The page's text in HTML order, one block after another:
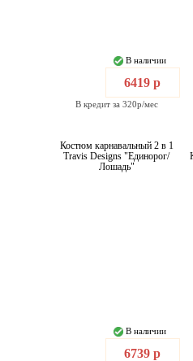
В наличии
6419 р
В кредит за 320р/мес
Костюм карнавальный 2 в 1
Travis Designs "Единорог/
Лошадь"
В наличии
6739 р